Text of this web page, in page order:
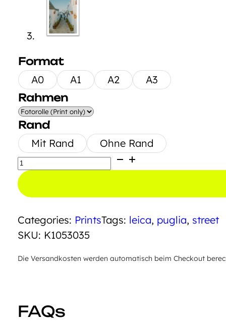
Format
A0
A1 A2
A3
Rahmen
Rand
Mit Rand
Ohne Rand
Strade
di
Alberobello
Categories: PrintsTags: leica, puglia, street
SKU: K1053035
Die Versandkosten werden automatisch beim Checkout
FAQs